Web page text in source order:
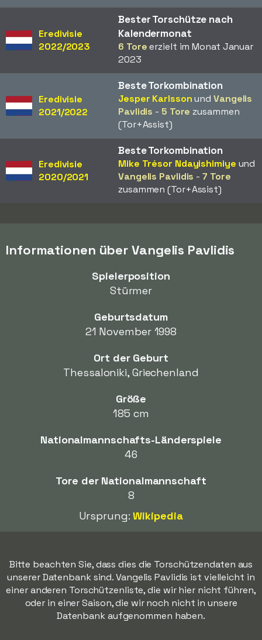
Eredivisie
2022/2023
Bester Torschütze nach
Kalendermonat
6 Toreerzielt im Monat Januar
2023
Eredivisie
2021/2022
Beste Torkombination
Jesper Karlssonund Vangelis
Pavlidis - 5 Tore zusammen
(Tor+Assist)
Eredivisie
2020/2021
Beste Torkombination
Mike Trésor Ndayishimiye und
Vangelis Pavlidis -7 Tore
zusammen (Tor+Assist)
Informationen über Vangelis Pavlidis
Spielerposition
Stürmer
Geburtsdatum
21 November 1998
Ort der Geburt
Thessaloniki, Griechenland
Größe
185 cm
Nationalmannschafts-Länderspiele
46
Tore der Nationalmannschaft
8
Ursprung:Wikipedia
Bitte beachten Sie, dass dies die Torschützendaten aus
unserer Datenbank sind. Vangelis Pavlidis ist vielleicht in
einer anderen Torschützenliste, die wir hier nicht führen,
oder in einer Saison, die wir noch nicht in unsere
Datenbank aufgenommen haben.